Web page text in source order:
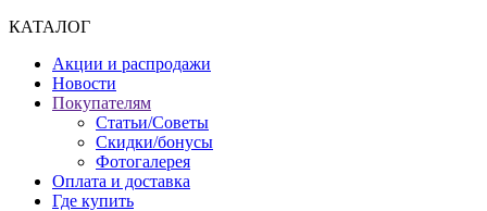
КАТАЛОГ
Акции и распродажи
Новости
Покупателям
Статьи/Советы
Скидки/бонусы
Фотогалерея
Оплата и доставка
Где купить